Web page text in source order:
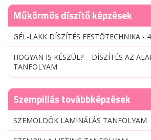
Műkörmös díszítő képzések
GÉL-LAKK DÍSZÍTÉS FESTŐTECHNIKA -
HOGYAN IS KÉSZÜL? – DÍSZÍTÉS AZ
TANFOLYAM
Szempillás továbbképzések
SZEMÖLDÖK LAMINÁLÁS TANFOLYAM